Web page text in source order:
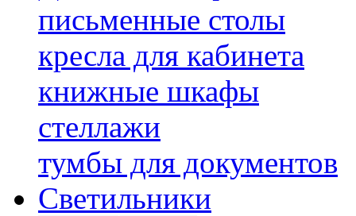
письменные столы
кресла для кабинета
книжные шкафы
стеллажи
тумбы для документов
Светильники